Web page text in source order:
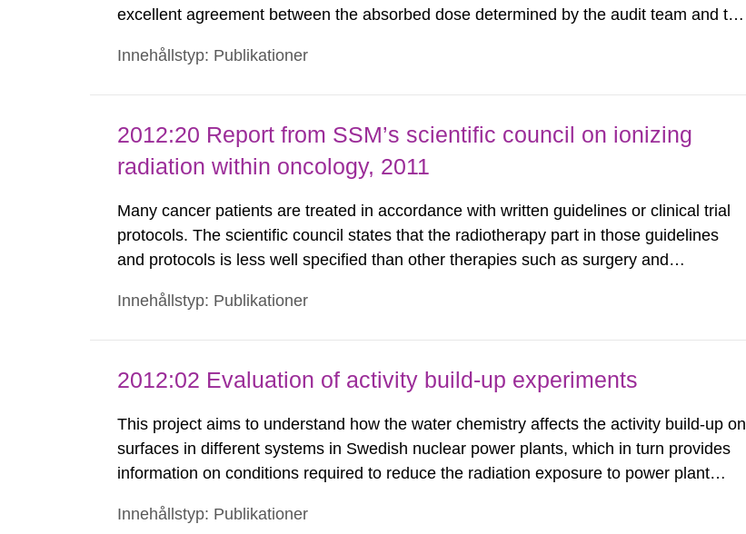
excellent agreement between the absorbed dose determined by the audit team and the
was much lower as compared to similar studies conducted in other...
Innehållstyp: Publikationer
2012:20 Report from SSM’s scientific council on ionizing
radiation within oncology, 2011
Many cancer patients are treated in accordance with written guidelines or clinical trial
protocols. The scientific council states that the radiotherapy part in those guidelines
and protocols is less well specified than other therapies such as surgery and
international radiotherapy organisations and scientific...
Innehållstyp: Publikationer
2012:02 Evaluation of activity build-up experiments
This project aims to understand how the water chemistry affects the activity build-up on
surfaces in different systems in Swedish nuclear power plants, which in turn provides
information on conditions required to reduce the radiation exposure to power plant
preferred to minimize the activity build-up. A number of...
Innehållstyp: Publikationer